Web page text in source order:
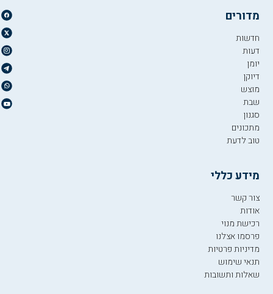
מדורים
חדשות
דעות
יומן
דיוקן
מוצש
שבת
סגנון
מתכונים
טוב לדעת
מידע כללי
צור קשר
אודות
רכישת מנוי
פרסמו אצלנו
מדיניות פרטיות
תנאי שימוש
שאלות ותשובות